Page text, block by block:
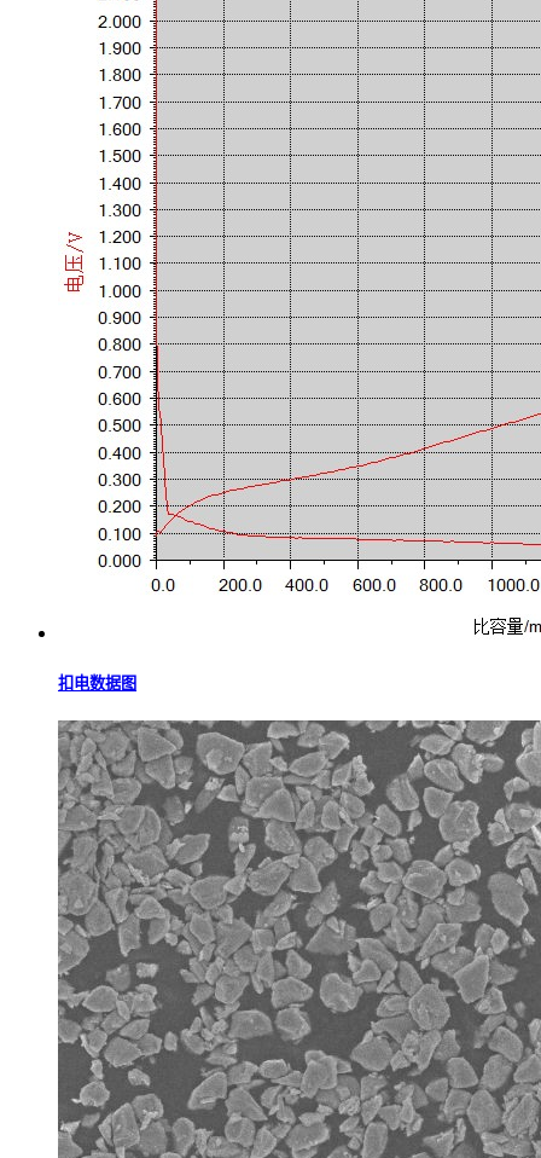
扣电数据图